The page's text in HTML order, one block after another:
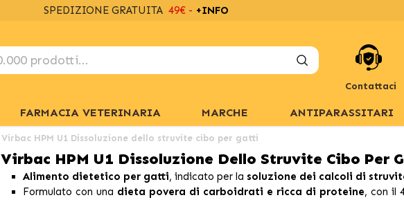
SPEDIZIONE GRATUITA 49€ - +INFO
Contattaci
FARMACIA VETERINARIA MARCHE ANTIPARASSITARI
Virbac HPM U1 Dissoluzione dello struvite cibo per gatti
Virbac HPM U1 Dissoluzione Dello Struvite Cibo Per
Alimento dietetico per gatti, indicato per la soluzione dei calcoli di
Formulato con una dieta povera di carboidrati e ricca di proteine, con il